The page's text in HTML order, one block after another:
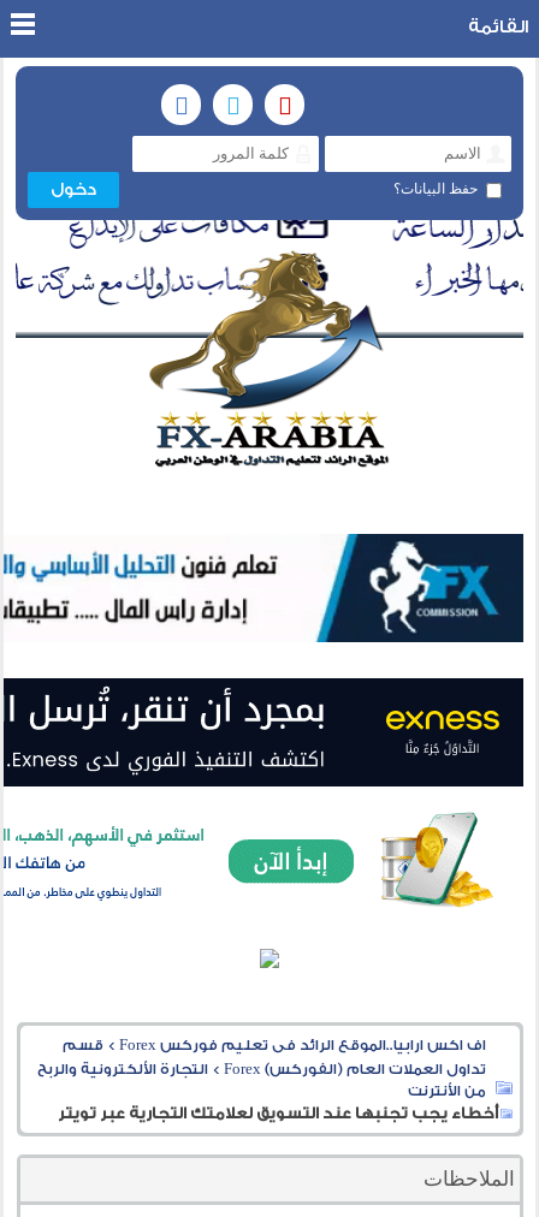
حفظ البيانات؟
القائمة
اف اكس ارابيا..الموقع الرائد فى تعليم فوركس Forex > قسم
تداول العملات العام (الفوركس) Forex
>التجارة الألكترونية والربح
من الأنترنت
أخطاء يجب تجنبها عند التسويق لعلامتك التجارية عبر تويتر
الملاحظات